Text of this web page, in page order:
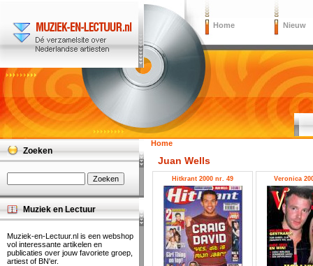
Home Nieuw
Home
Juan Wells
Hitkrant 2000 nr. 49 Veronica
Zoeken
Muziek en Lectuur
Muziek-en-Lectuur.nl is een webshop
vol interessante artikelen en
publicaties over jouw favoriete groep,
artiest of BN'er.